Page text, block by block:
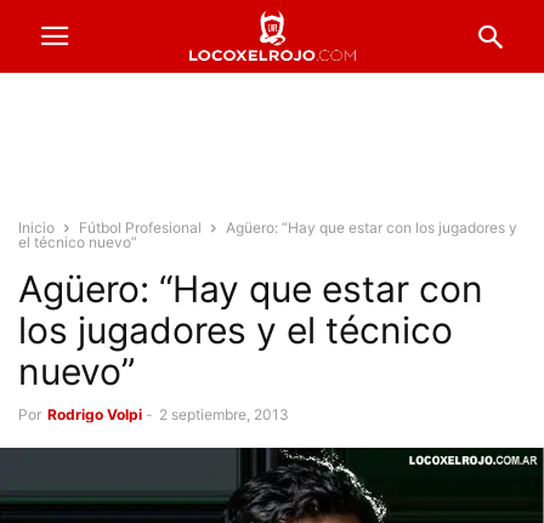
Inicio Fútbol Profesional
Agüero: “Hay que estar con los jugadores y
el técnico nuevo”
Agüero: “Hay que estar con
los jugadores y el técnico
nuevo”
Por Rodrigo Volpi - 2 septiembre, 2013